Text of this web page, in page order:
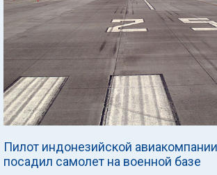
Пилот индонезийской
посадил самолет на военной базе